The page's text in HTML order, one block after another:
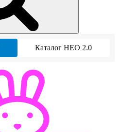
Каталог НЕО 2.0